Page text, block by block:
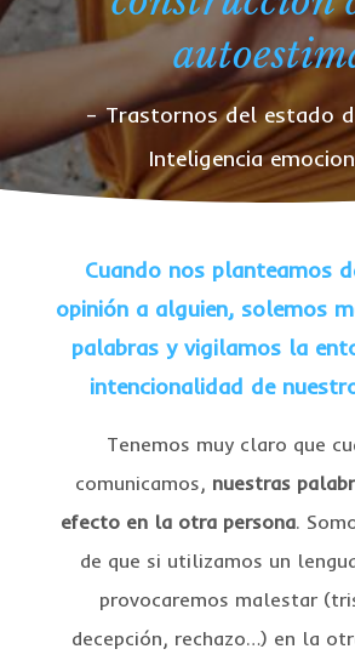
– Trastornos del estado
Inteligencia
Cuando nos planteamos
opinión a alguien, solemos
palabras y vigilamos la
intencionalidad de
Tenemos muy claro que
comunicamos, nuestras
efecto en la otra persona.
de que si utilizamos un
provocaremos malestar
decepción, rechazo…) en la